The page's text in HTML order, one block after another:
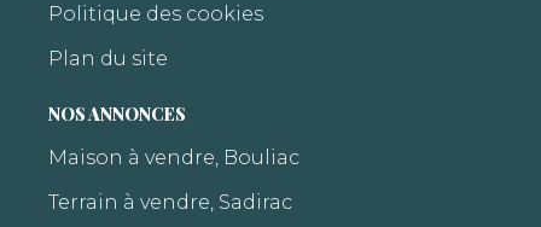
Politique des cookies
Plan du site
NOS ANNONCES
Maison à vendre, Bouliac
Terrain à vendre, Sadirac